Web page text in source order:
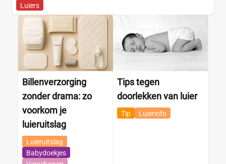
Luiers
Billenverzorging
zonder drama: zo
voorkom je
luieruitslag
Luieruitslag
Babydoekjes
Tips tegen
doorlekken van luier
Tip Luierinfo